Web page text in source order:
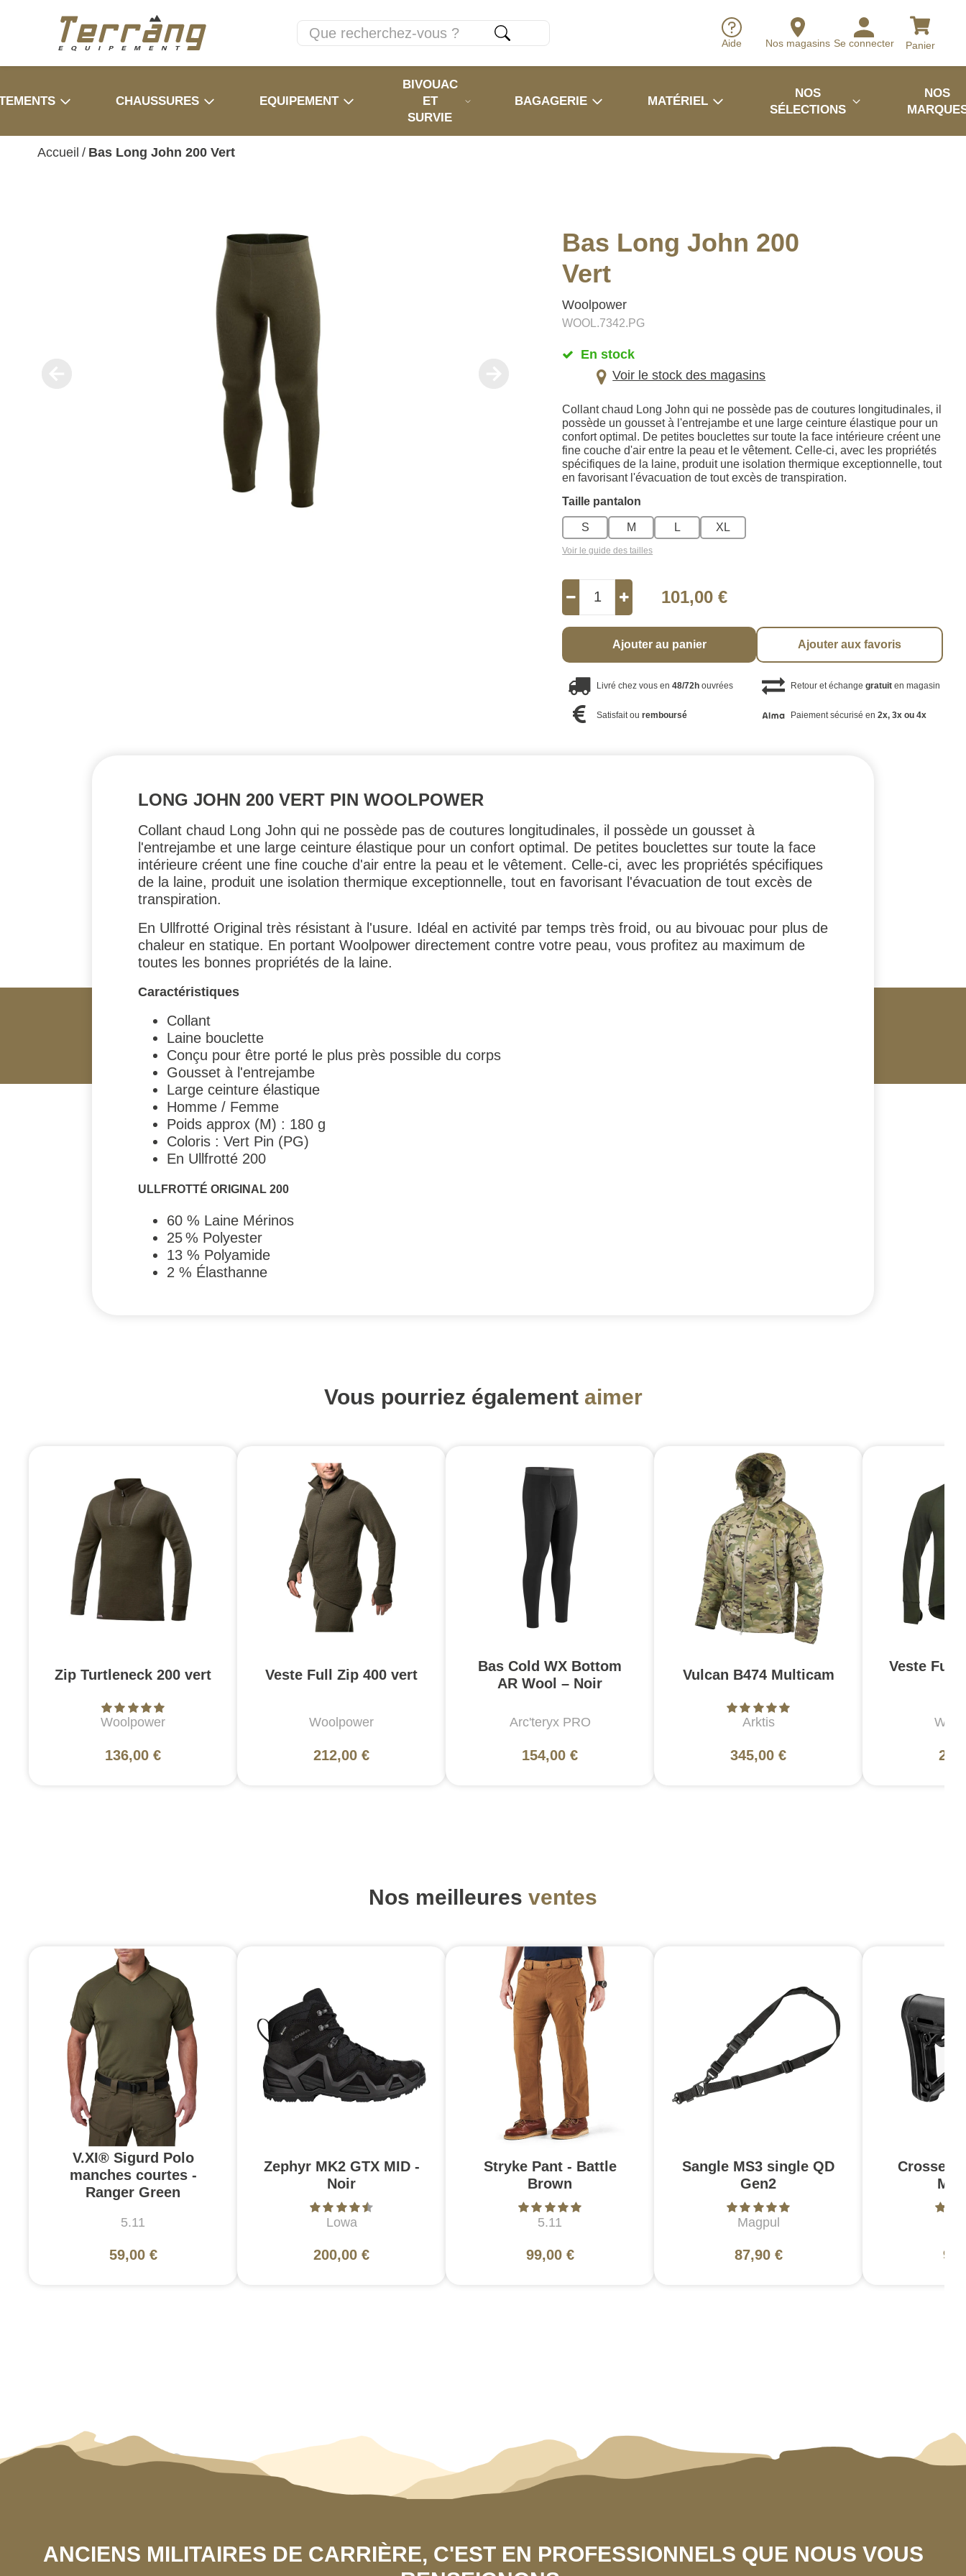
Aide Nos magasins Se connecter Panier
CHAUSSURES EQUIPEMENT
BIVOUAC
ET
SURVIE
BAGAGERIE MATÉRIEL
NOS
SÉLECTIONS
NOS
Accueil / Bas Long John 200 Vert
Bas Long John 200
Vert
Woolpower
WOOL.7342.PG
En stock
Voir le stock des magasins
Collant chaud Long John qui ne possède pas de coutures longitudinales, il
possède un gousset à l'entrejambe et une large ceinture élastique pour un
confort optimal. De petites bouclettes sur toute la face intérieure créent une
fine couche d'air entre la peau et le vêtement. Celle-ci, avec les propriétés
spécifiques de la laine, produit une isolation thermique exceptionnelle, tout
en favorisant l'évacuation de tout excès de transpiration.
Taille pantalon
S M L XL
Voir le guide des tailles
101,00 €
Ajouter au panier Ajouter aux favoris
Livré chez vous en48/72h ouvrées Retour et échange gratuiten magasin
Satisfait ouremboursé Paiement sécurisé en 2x, 3x ou 4x
LONG JOHN 200 VERT PIN WOOLPOWER
Collant chaud Long John qui ne possède pas de coutures longitudinales, il possède un gousset à
l'entrejambe et une large ceinture élastique pour un confort optimal. De petites bouclettes sur toute la face
intérieure créent une fine couche d'air entre la peau et le vêtement. Celle-ci, avec les propriétés spécifiques
de la laine, produit une isolation thermique exceptionnelle, tout en favorisant l'évacuation de tout excès de
transpiration.
En Ullfrotté Original très résistant à l'usure. Idéal en activité par temps très froid, ou au bivouac pour plus de
chaleur en statique. En portant Woolpower directement contre votre peau, vous profitez au maximum de
toutes les bonnes propriétés de la laine.
Caractéristiques
Collant
Laine bouclette
Conçu pour être porté le plus près possible du corps
Gousset à l'entrejambe
Large ceinture élastique
Homme / Femme
Poids approx (M) : 180 g
Coloris : Vert Pin (PG)
En Ullfrotté 200
ULLFROTTÉ ORIGINAL 200
60 % Laine Mérinos
25 % Polyester
13 % Polyamide
2 % Élasthanne
Vous pourriez également aimer
Zip Turtleneck 200 vert
Woolpower
136,00 €
Veste Full Zip 400 vert
Woolpower
212,00 €
Bas Cold WX Bottom
AR Wool – Noir
Arc'teryx PRO
154,00 €
Vulcan B474 Multicam
Arktis
345,00 €
Veste Full
Nos meilleures ventes
V.XI® Sigurd Polo
manches courtes -
Ranger Green
5.11
59,00 €
Zephyr MK2 GTX MID -
Noir
Lowa
200,00 €
Stryke Pant - Battle
Brown
5.11
99,00 €
Sangle MS3 single QD
Gen2
Magpul
87,90 €
Crosse
Mil-
ANCIENS MILITAIRES DE CARRIÈRE, C'EST EN PROFESSIONNELS QUE NOUS VOUS